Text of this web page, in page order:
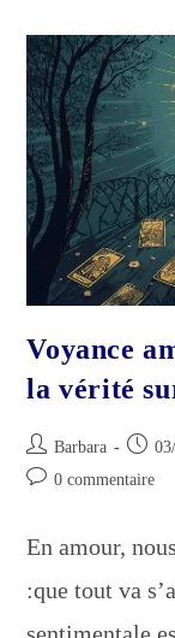
Voyance
la vérité
Auteur/autrice
de
Barbara
publiée :
Commentaires
publication :
0 commentaire
En amour,
:que tout va